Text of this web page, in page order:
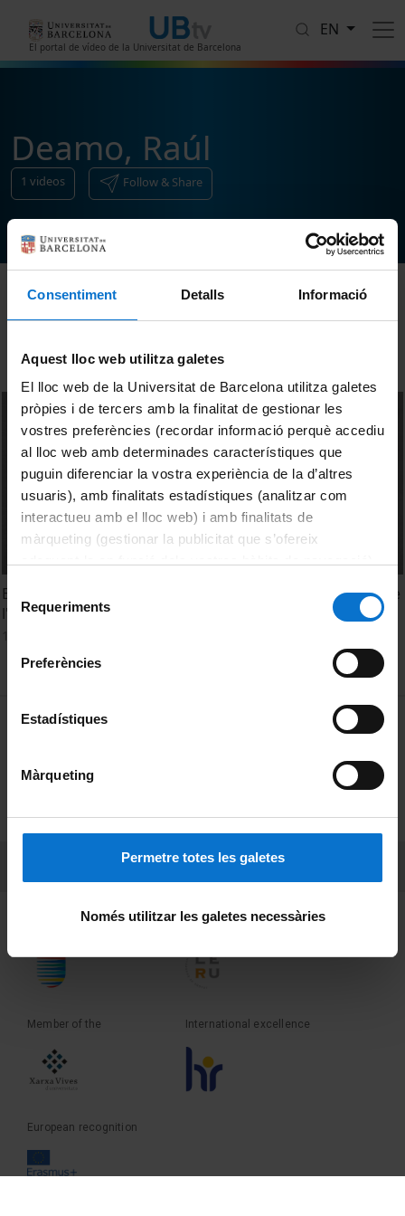
Consentiment Detalls Informació
Aquest lloc web utilitza galetes
El lloc web de la Universitat de Barcelona utilitza galetes
pròpies i de tercers amb la finalitat de gestionar les
vostres preferències (recordar informació perquè accediu
al lloc web amb determinades característiques que
puguin diferenciar la vostra experiència de la d’altres
usuaris), amb finalitats estadístiques (analitzar com
interactueu amb el lloc web) i amb finalitats de
màrqueting (gestionar la publicitat que s’ofereix
consultar laPolítica de galetes del lloc web de la
Selecció
de Requeriments
Preferències
Estadístiques
Màrqueting
Permetre totes les galetes
Només utilitzar les galetes necessàries
El portal de vídeo de la Universitat de Barcelona
EN
Deamo, Raúl
1 videos Follow & Share
Sort
Entrevista a Raúl Deamo, autor del cartell dels 150 anys de
l'Edifici Històric
MENÚ PEU 1
Terms and privacy
Founder of the Member of the
Member of the International excellence
European recognition